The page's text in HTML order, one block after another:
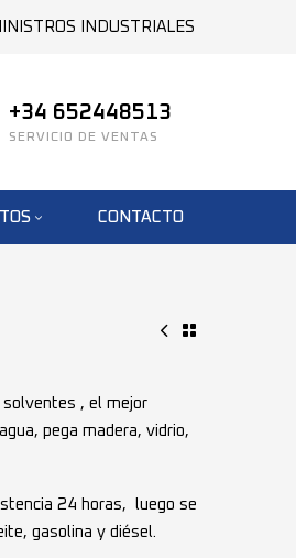
INDUSTRIALES
+34 652448513
SERVICIO DE VENTAS
CONTACTO
solventes , el mejor
pega madera, vidrio,
24 horas, luego se
gasolina y diésel.